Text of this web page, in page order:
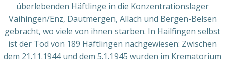
überlebenden Häftlinge in die Konzentrationslager
Vaihingen/Enz, Dautmergen, Allach und Bergen-Belsen
gebracht, wo viele von ihnen starben. In Hailfingen selbst
ist der Tod von 189 Häftlingen nachgewiesen: Zwischen
dem 21.11.1944 und dem 5.1.1945 wurden im Krematorium